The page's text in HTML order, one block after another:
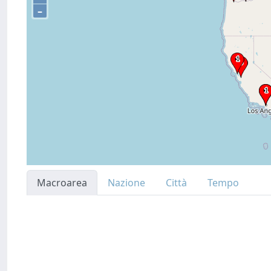
–
Macroarea Nazione Città Tempo